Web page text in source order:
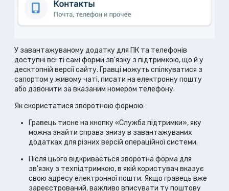
У завантажуваному додатку для ПК та телефонів
доступні всі ті самі форми зв'язку з підтримкою, що й у
десктопній версії сайту. Гравці можуть спілкуватися з
сапортом у живому чаті, писати на електронну пошту
або дзвонити за вказаним номером телефону.
Як скористатися зворотною формою:
Гравець тисне на кнопку «Служба підтримки», яку
можна знайти справа знизу в завантажуваних
додатках для різних версій операційної системи.
Після цього відкривається зворотна форма для
зв'язку з техпідтримкою, в якій користувач вказує
свою адресу електронної пошти. Якщо гравець вже
зареєстрований, важливо вписувати ту поштову